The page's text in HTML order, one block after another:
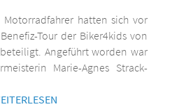
Motorradfahrer hatten sich vor
Tour der Biker4kids von
Angeführt worden war
Marie-Agnes Strack-